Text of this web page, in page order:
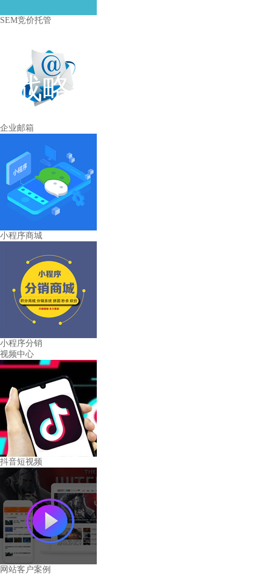
SEM竞价托管
企业邮箱
小程序商城
小程序分销
视频中心
抖音短视频
网站客户案例
战略合作伙伴